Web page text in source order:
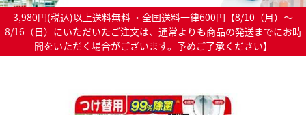
3,980円(税込)以上送料無料 ・全国送料一律600円【8/10（月）～
8/16（日）にいただいたご注文は、通常よりも商品の発送までにお時
間をいただく場合がございます。予めご了承ください】